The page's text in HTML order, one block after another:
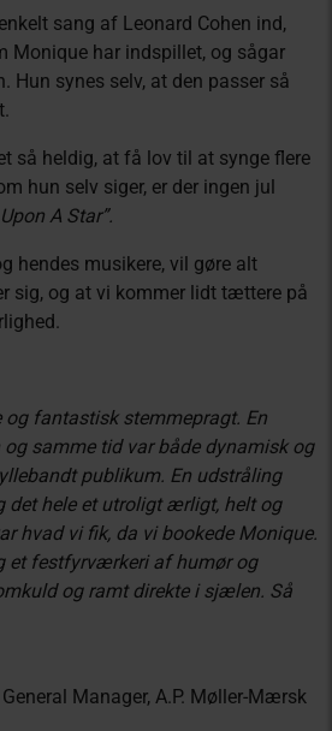
sang af Leonard Cohen ind,
Monique har indspillet, og sågar
Hun synes selv, at den passer så
så heldig, at få lov til at synge flere
hun selv siger, er der ingen jul
A Star”.
hendes musikere, vil gøre alt
sig, og at vi kommer lidt tættere på
og fantastisk stemmepragt. En
og samme tid var både dynamisk og
publikum. En udstråling
det hele et utroligt ærligt, helt og
hvad vi fik, da vi bookede Monique.
et festfyrværkeri af humør og
og ramt direkte i sjælen. Så
Manager, A.P. Møller-Mærsk